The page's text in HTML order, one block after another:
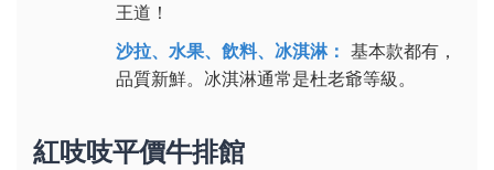
王道！
沙拉、水果、飲料、冰淇淋： 基本款都有，
品質新鮮。冰淇淋通常是杜老爺等級。
紅吱吱平價牛排館